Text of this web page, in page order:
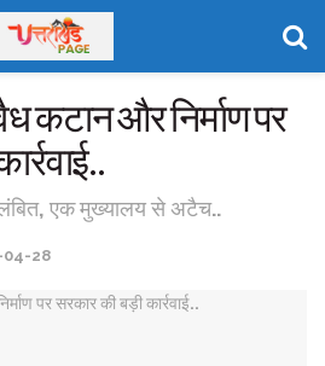
कटान और निर्माण पर
एक मुख्यालय से अटैच..
04-28